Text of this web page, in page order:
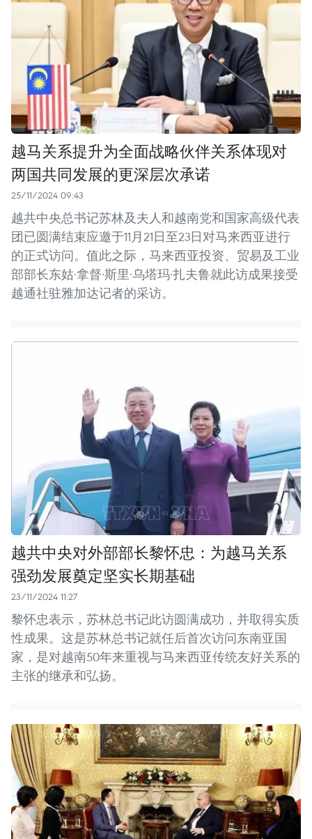
越马关系提升为全面战略伙伴关系体现对
两国共同发展的更深层次承诺
25/11/2024 09:43
越共中央总书记苏林及夫人和越南党和国家高级代表
团已圆满结束应邀于11月21日至23日对马来西亚进行
的正式访问。值此之际，马来西亚投资、贸易及工业
部部长东姑·拿督·斯里·乌塔玛·扎夫鲁就此访成果接受
越通社驻雅加达记者的采访。
越共中央对外部部长黎怀忠：为越马关系
强劲发展奠定坚实长期基础
23/11/2024 11:27
黎怀忠表示，苏林总书记此访圆满成功，并取得实质
性成果。这是苏林总书记就任后首次访问东南亚国
家，是对越南50年来重视与马来西亚传统友好关系的
主张的继承和弘扬。